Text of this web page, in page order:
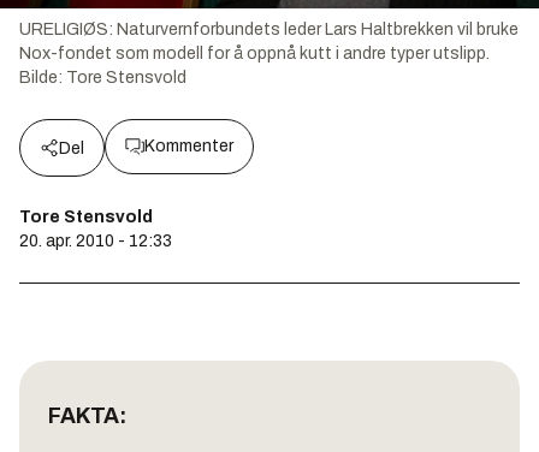
URELIGIØS: Naturvernforbundets leder Lars Haltbrekken vil bruke
Nox-fondet som modell for å oppnå kutt i andre typer utslipp.
Bilde: Tore Stensvold
Del Kommenter
Tore Stensvold
20. apr. 2010 - 12:33
FAKTA: